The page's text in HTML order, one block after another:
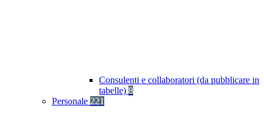
Consulenti e collaboratori (da pubblicare in
tabelle) 8
Personale 221